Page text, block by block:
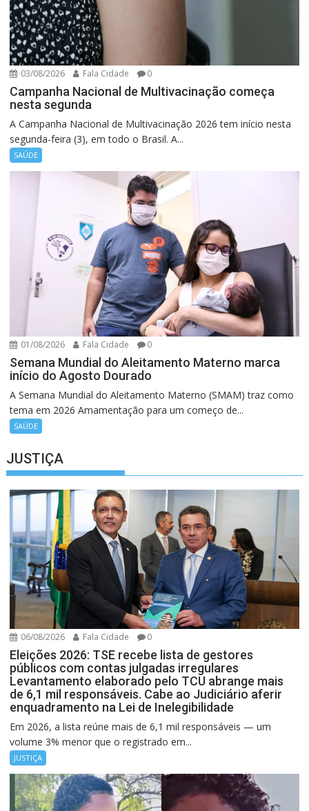
03/08/2026 Fala Cidade 0
Campanha Nacional de Multivacinação começa
nesta segunda
A Campanha Nacional de Multivacinação 2026 tem início nesta
segunda-feira (3), em todo o Brasil. A...
SAÚDE
01/08/2026 Fala Cidade 0
Semana Mundial do Aleitamento Materno marca
início do Agosto Dourado
A Semana Mundial do Aleitamento Materno (SMAM) traz como
tema em 2026 Amamentação para um começo de...
SAÚDE
JUSTIÇA
06/08/2026 Fala Cidade 0
Eleições 2026: TSE recebe lista de gestores
públicos com contas julgadas irregulares
Levantamento elaborado pelo TCU abrange mais
de 6,1 mil responsáveis. Cabe ao Judiciário aferir
enquadramento na Lei de Inelegibilidade
Em 2026, a lista reúne mais de 6,1 mil responsáveis — um
volume 3% menor que o registrado em...
JUSTIÇA